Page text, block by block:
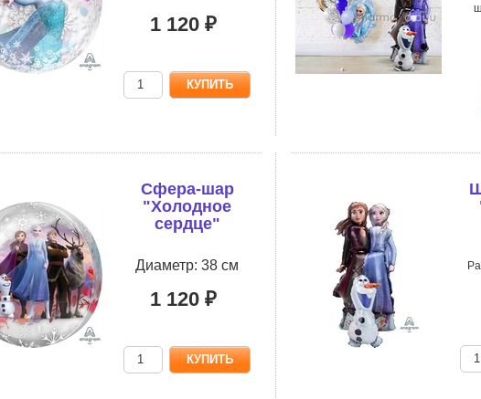
1 120 ₽
Сфера-шар
"Холодное
сердце"
Диаметр: 38 см
1 120 ₽